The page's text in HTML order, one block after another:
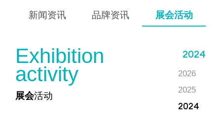
新闻资讯 品牌资讯 展会活动
Exhibition
activity
展会活动
2024
2026
2025
2024